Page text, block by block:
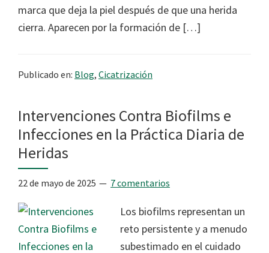
marca que deja la piel después de que una herida
cierra. Aparecen por la formación de […]
Publicado en: Blog, Cicatrización
Intervenciones Contra Biofilms e
Infecciones en la Práctica Diaria de
Heridas
22 de mayo de 2025 7 comentarios
Los biofilms representan un
reto persistente y a menudo
subestimado en el cuidado